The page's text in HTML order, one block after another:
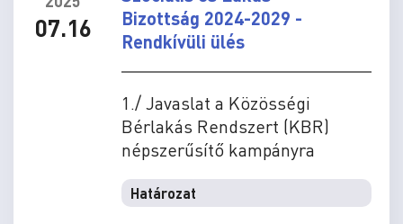
07.16
Bizottság 2024-2029 -
Rendkívüli ülés
1./ Javaslat a Közösségi
Bérlakás Rendszert (KBR)
népszerűsítő kampányra
Határozat